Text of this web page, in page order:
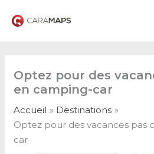
Optez pour des
en camping-car
Accueil
Destinations
Optez pour des vacances pas
car